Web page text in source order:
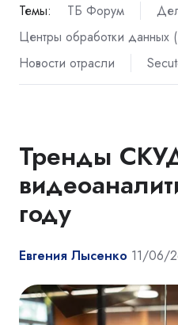
Темы: ТБ Форум
Центры обработки
Новости отрасли
Тренды
году
Евгения Лысенко 11/06/